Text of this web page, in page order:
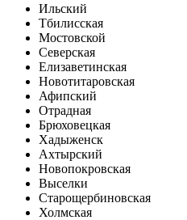
Ильский
Тбилисская
Мостовской
Северская
Елизаветинская
Новотитаровская
Афипский
Отрадная
Брюховецкая
Хадыженск
Ахтырский
Новопокровская
Выселки
Старощербиновская
Холмская